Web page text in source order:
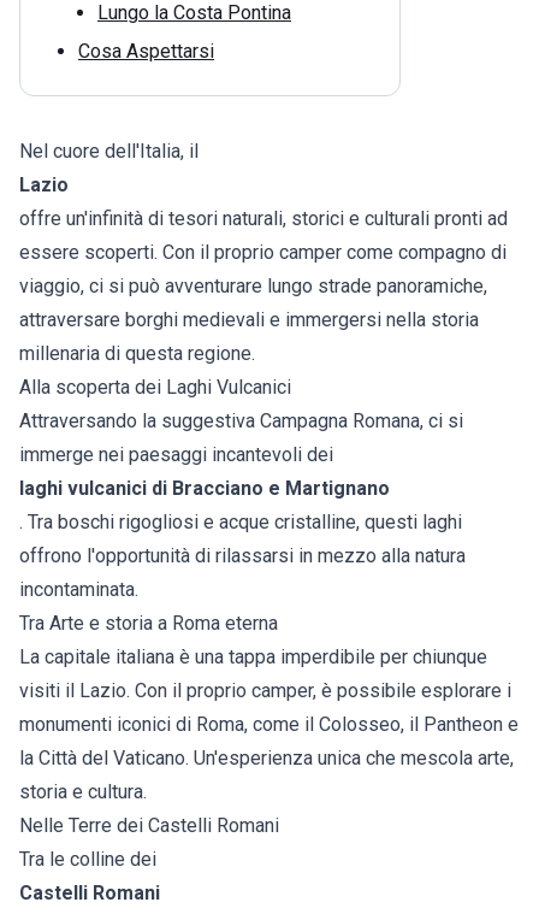
Lungo la Costa Pontina
Cosa Aspettarsi
Nel cuore dell'Italia, il
Lazio
offre un'infinità di tesori naturali, storici e culturali pronti ad
essere scoperti. Con il proprio camper come compagno di
viaggio, ci si può avventurare lungo strade panoramiche,
attraversare borghi medievali e immergersi nella storia
millenaria di questa regione.
Alla scoperta dei Laghi Vulcanici
Attraversando la suggestiva Campagna Romana, ci si
immerge nei paesaggi incantevoli dei
laghi vulcanici di Bracciano e Martignano
. Tra boschi rigogliosi e acque cristalline, questi laghi
offrono l'opportunità di rilassarsi in mezzo alla natura
incontaminata.
Tra Arte e storia a Roma eterna
La capitale italiana è una tappa imperdibile per chiunque
visiti il Lazio. Con il proprio camper, è possibile esplorare i
monumenti iconici di Roma, come il Colosseo, il Pantheon e
la Città del Vaticano. Un'esperienza unica che mescola arte,
storia e cultura.
Nelle Terre dei Castelli Romani
Tra le colline dei
Castelli Romani